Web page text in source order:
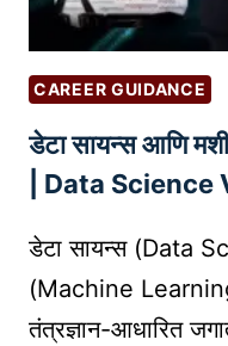
सा
यि
क
ते
क
डे
आ
ल्या
आ
CAREER GUIDANCE
डेटा सायन्स आणि
| Data
डेटा सायन्स (Data
(Machine
तंत्रज्ञान-आधारित